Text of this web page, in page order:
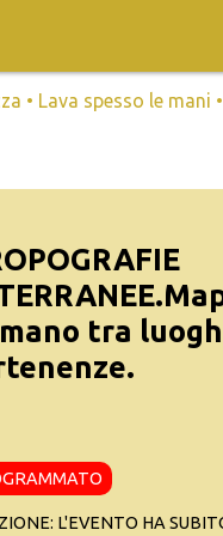
• Lava spesso le mani
tra
L'EVENTO HA